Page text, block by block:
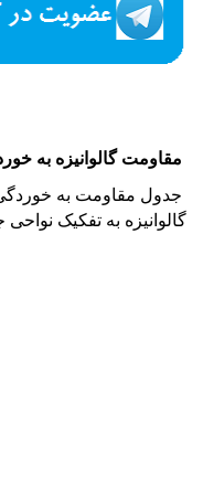
مقاومت گالوانیزه به
جدول مقاومت به
گالوانیزه به تفکیک نواحی